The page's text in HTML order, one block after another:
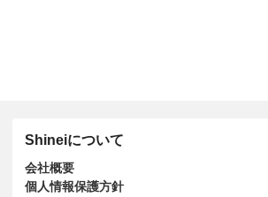
Shineiについて
会社概要
個人情報保護方針